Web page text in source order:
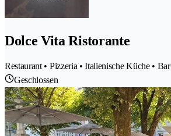
Dolce Vita Ristorante
Restaurant • Pizzeria • Italienische Küche • Bar
Geschlossen